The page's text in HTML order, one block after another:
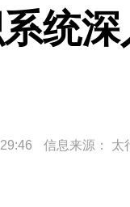
统
信息来源： 太